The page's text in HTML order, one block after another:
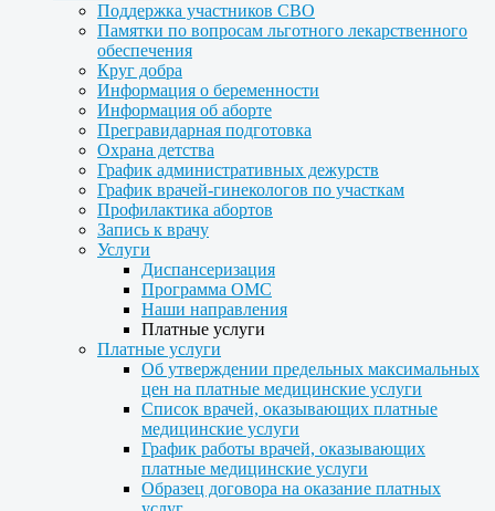
Поддержка участников СВО
Памятки по вопросам льготного лекарственного
обеспечения
Круг добра
Информация о беременности
Информация об аборте
Прегравидарная подготовка
Охрана детства
График административных дежурств
График врачей-гинекологов по участкам
Профилактика абортов
Запись к врачу
Услуги
Диспансеризация
Программа ОМС
Наши направления
Платные услуги
Платные услуги
Об утверждении предельных максимальных
цен на платные медицинские услуги
Список врачей, оказывающих платные
медицинские услуги
График работы врачей, оказывающих
платные медицинские услуги
Образец договора на оказание платных